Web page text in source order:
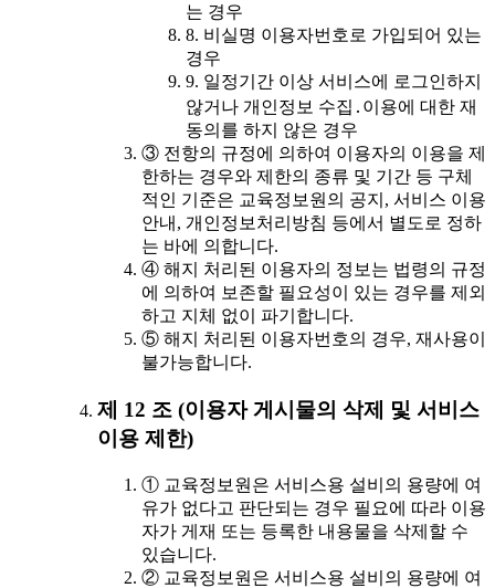
는 경우
8. 비실명 이용자번호로 가입되어 있는
경우
9. 일정기간 이상 서비스에 로그인하지
않거나 개인정보 수집․이용에 대한 재
동의를 하지 않은 경우
③ 전항의 규정에 의하여 이용자의 이용을 제
한하는 경우와 제한의 종류 및 기간 등 구체
적인 기준은 교육정보원의 공지, 서비스 이용
안내, 개인정보처리방침 등에서 별도로 정하
는 바에 의합니다.
④ 해지 처리된 이용자의 정보는 법령의 규정
에 의하여 보존할 필요성이 있는 경우를 제외
하고 지체 없이 파기합니다.
⑤ 해지 처리된 이용자번호의 경우, 재사용이
불가능합니다.
제 12 조 (이용자 게시물의 삭제 및 서비스
이용 제한)
① 교육정보원은 서비스용 설비의 용량에 여
유가 없다고 판단되는 경우 필요에 따라 이용
자가 게재 또는 등록한 내용물을 삭제할 수
있습니다.
② 교육정보원은 서비스용 설비의 용량에 여